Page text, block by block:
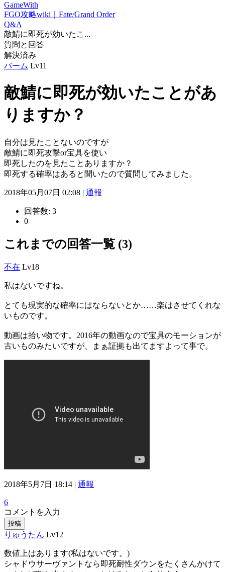
GameWith
FGO攻略wiki｜Fate/Grand Order
Q&A
敵鯖に即死が効いたこ...
質問と回答
解決済み
バーム Lv11
敵鯖に即死が効いたことがあ
りますか？
自分は見たことないのですが
敵鯖に即死攻撃or宝具を使い
即死したのを見たことありますか？
即死する確率はあると聞いたので質問してみました。
2018年05月07日 02:08 | 通報
回答数: 3
0
これまでの回答一覧 (3)
不在 Lv18
私はないですね。
とても現実的な確率にはならないとか……楽はさせてくれな
いものです。
動画は拾い物です。2016年の動画なので宝具のモーションが
古いものみたいですが、まぁ証拠も出てますよって事で。
2018年5月7日 18:14 | 通報
6
コメントを入力
投稿
りゅうたん Lv12
数値上はあります(私はないです。)
シャドウサーヴァントなら即死耐性ダウンをたくさんかけて